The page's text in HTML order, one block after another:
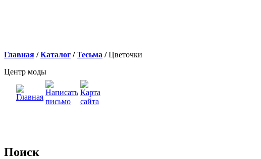
Главная /Каталог /Тесьма /Цветочки
Центр моды
Поиск